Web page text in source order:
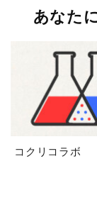
あなた
コクリコラボ